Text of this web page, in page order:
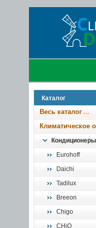
Каталог
Весь каталог
Климатическое
Кондиционеры
Eurohoff
Daichi
Tadilux
Breeon
Chigo
CHiQ